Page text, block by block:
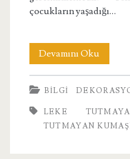
çocukların yaşadığı…
Devamını OkuLeke
Sahip
BILGI
LEKE
TUTMAYAN